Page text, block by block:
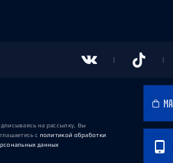
на рассылку, Вы
с политикой обработки
данных